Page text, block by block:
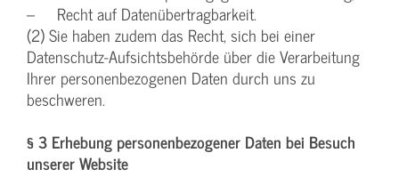
– Recht auf Datenübertragbarkeit.
(2) Sie haben zudem das Recht, sich bei einer
Datenschutz-Aufsichtsbehörde über die Verarbeitung
Ihrer personenbezogenen Daten durch uns zu
beschweren.
§ 3 Erhebung personenbezogener Daten bei Besuch
unserer Website